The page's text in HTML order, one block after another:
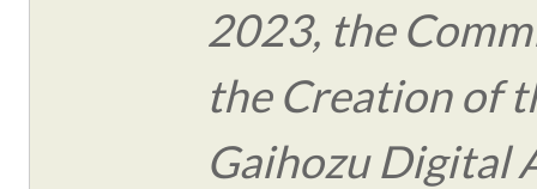
2023, the
the Creation of
Gaihozu Digital